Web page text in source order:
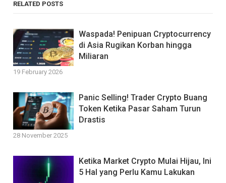
RELATED POSTS
Waspada! Penipuan Cryptocurrency
di Asia Rugikan Korban hingga
Miliaran
19 February 2026
Panic Selling! Trader Crypto Buang
Token Ketika Pasar Saham Turun
Drastis
28 November 2025
Ketika Market Crypto Mulai Hijau, Ini
5 Hal yang Perlu Kamu Lakukan